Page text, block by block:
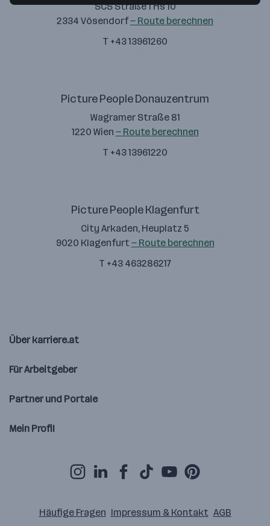
SCS Straße 1 Hs 10
2334 Vösendorf— Route berechnen
T +43 13961260
Picture People Donauzentrum
Wagramer Straße 81
1220 Wien — Route berechnen
T +43 13961220
Picture People Klagenfurt
City Arkaden, Heuplatz 5
9020 Klagenfurt— Route berechnen
T +43 463286217
Über karriere.at
Für Arbeitgeber
Partner und Portale
Mein Profil
Häufige Fragen Impressum & Kontakt AGB